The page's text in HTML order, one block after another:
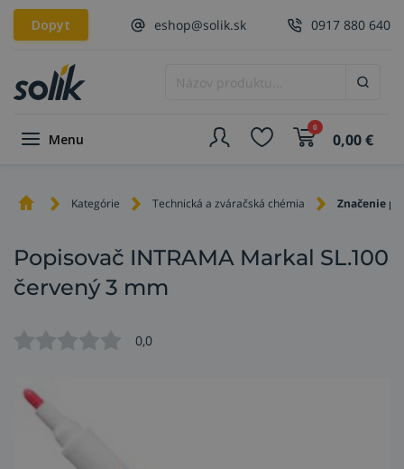
Dopyt eshop@solik.sk 0917 880 640
Menu
0
0,00€
Kategórie Technická a zváračská chémia Značenie
Popisovač INTRAMA Markal SL.100
červený 3 mm
0,0